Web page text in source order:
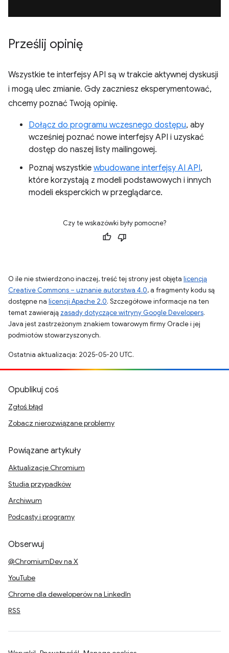
Prześlij opinię
Wszystkie te interfejsy API są w trakcie aktywnej dyskusji
i mogą ulec zmianie. Gdy zaczniesz eksperymentować,
chcemy poznać Twoją opinię.
Dołącz do programu wczesnego dostępu, aby
wcześniej poznać nowe interfejsy API i uzyskać
dostęp do naszej listy mailingowej.
Poznaj wszystkie wbudowane interfejsy AI API,
które korzystają z modeli podstawowych i innych
modeli eksperckich w przeglądarce.
Czy te wskazówki były pomocne?
O ile nie stwierdzono inaczej, treść tej strony jest objęta licencją
Creative Commons – uznanie autorstwa 4.0, a fragmenty kodu są
dostępne na licencji Apache 2.0. Szczegółowe informacje na ten
temat zawierają zasady dotyczące witryny Google Developers.
Java jest zastrzeżonym znakiem towarowym firmy Oracle i jej
podmiotów stowarzyszonych.
Ostatnia aktualizacja: 2025-05-20 UTC.
Opublikuj coś
Zgłoś błąd
Zobacz nierozwiązane problemy
Powiązane artykuły
Aktualizacje Chromium
Studia przypadków
Archiwum
Podcasty i programy
Obserwuj
@ChromiumDev na X
YouTube
Chrome dla deweloperów na LinkedIn
RSS